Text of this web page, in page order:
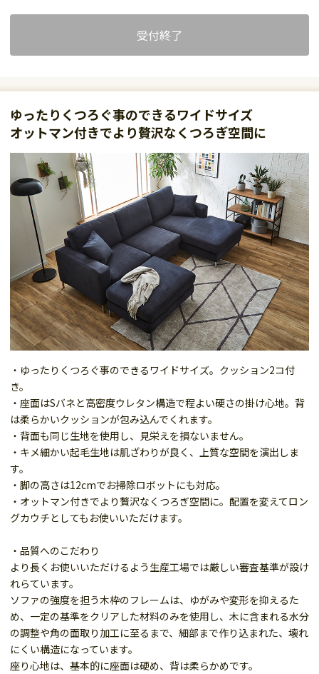
受付終了
ゆったりくつろぐ事のできるワイドサイズ
オットマン付きでより贅沢なくつろぎ空間に
・ゆったりくつろぐ事のできるワイドサイズ。クッション2コ付
き。
・座面はSバネと高密度ウレタン構造で程よい硬さの掛け心地。背
は柔らかいクッションが包み込んでくれます。
・背面も同じ生地を使用し、見栄えを損ないません。
・キメ細かい起毛生地は肌ざわりが良く、上質な空間を演出しま
す。
・脚の高さは12cmでお掃除ロボットにも対応。
・オットマン付きでより贅沢なくつろぎ空間に。配置を変えてロン
グカウチとしてもお使いいただけます。
・品質へのこだわり
より長くお使いいただけるよう生産工場では厳しい審査基準が設け
れらています。
ソファの強度を担う木枠のフレームは、ゆがみや変形を抑えるた
め、一定の基準をクリアした材料のみを使用し、木に含まれる水分
の調整や角の面取り加工に至るまで、細部まで作り込まれた、壊れ
にくい構造になっています。
座り心地は、基本的に座面は硬め、背は柔らかめです。